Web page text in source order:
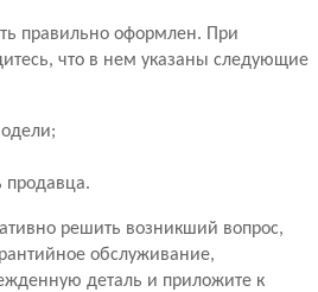
правильно оформлен. При
что в нем указаны следующие
продавца.
решить возникший вопрос,
обслуживание,
деталь и приложите к